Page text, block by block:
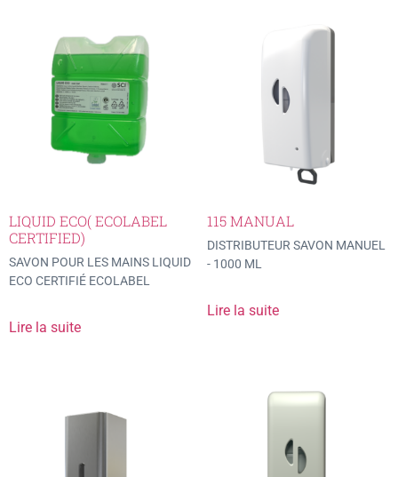
LIQUID ECO( ECOLABEL
CERTIFIED)
SAVON POUR LES MAINS LIQUID
ECO CERTIFIÉ ECOLABEL
Lire la suite
115 MANUAL
DISTRIBUTEUR SAVON MANUEL
- 1000 ML
Lire la suite